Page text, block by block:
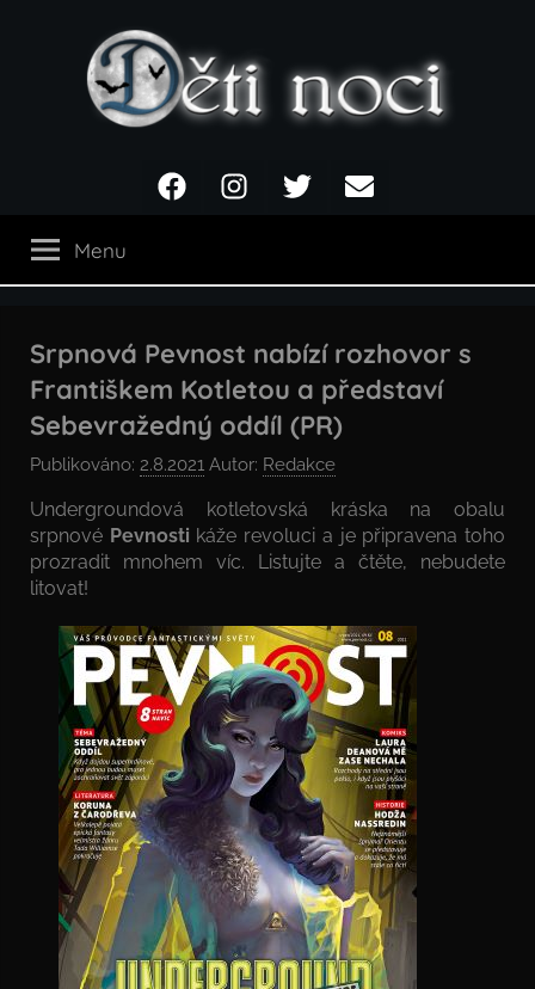
noci
FacebookInstagramTwitter Email
Menu
Srpnová Pevnost nabízí rozhovor s
Františkem Kotletou a představí
Sebevražedný oddíl (PR)
Publikováno: 2.8.2021 Autor: Redakce
Undergroundová kotletovská kráska na obalu
srpnové Pevnosti káže revoluci a je připravena toho
prozradit mnohem víc. Listujte a čtěte, nebudete
litovat!